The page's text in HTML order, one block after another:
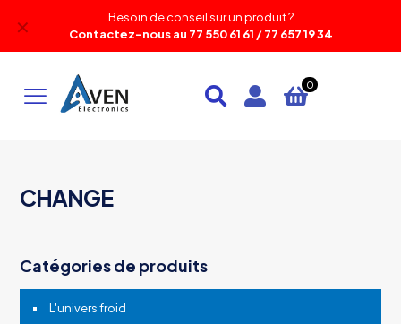
Besoin de conseil sur un produit ?
Contactez-nous au 77 550 61 61 / 77 657 19 34
✕
0
CHANGE
Catégories de produits
L'univers froid